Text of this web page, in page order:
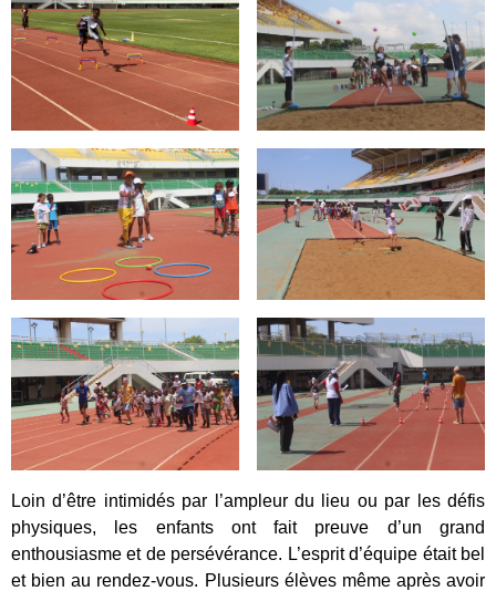
Loin d’être intimidés par l’ampleur du lieu ou par les défis
physiques, les enfants ont fait preuve d’un grand
enthousiasme et de persévérance. L’esprit d’équipe était bel
et bien au rendez-vous. Plusieurs élèves même après avoir